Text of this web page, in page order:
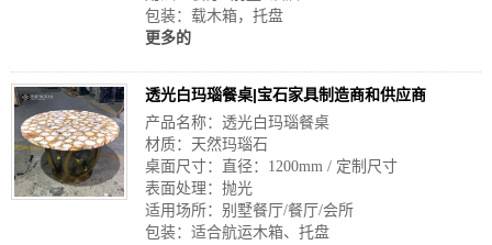
包装：载木箱，托盘
更多的
透光白玛瑙餐桌|宝石家具制造商和供应商
产品名称：透光白玛瑙餐桌
材质：天然玛瑙石
桌面尺寸：直径：1200mm / 定制尺寸
表面处理：抛光
适用场所：别墅餐厅/餐厅/会所
包装：适合航运木箱、托盘